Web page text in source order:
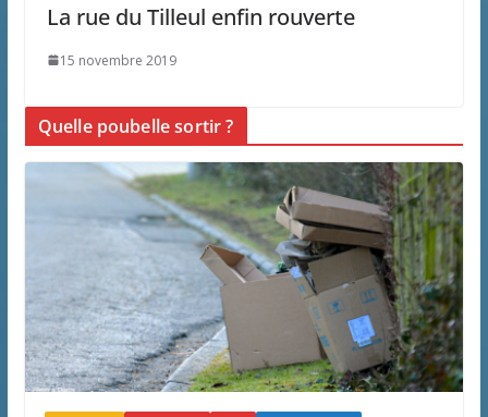
La rue du Tilleul enfin rouverte
15 novembre 2019
Quelle poubelle sortir ?